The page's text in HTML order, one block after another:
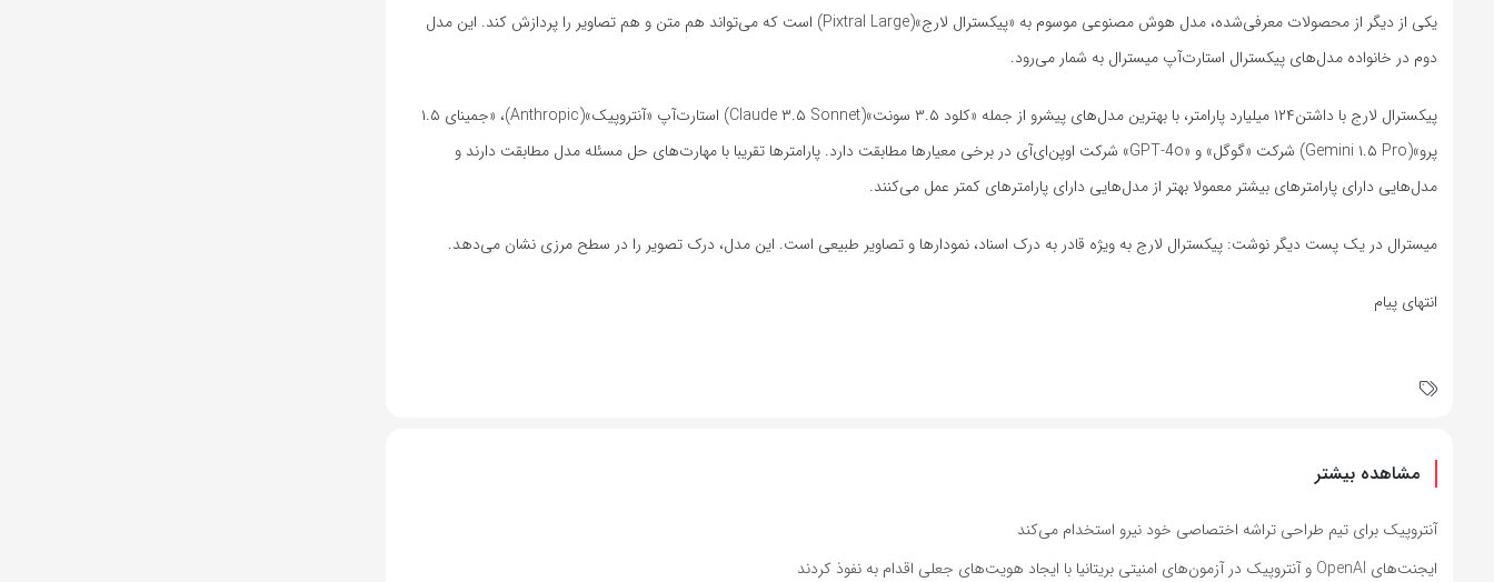
یکی از دیگر از محصولات معرفی‌شده، مدل هوش مصنوعی موسوم به «پیکسترال لارج»(Pixtral Large) است که می‌تواند هم متن و هم تصاویر را پردازش کند. این مدل
دوم در خانواده مدل‌های پیکسترال استارت‌آپ میسترال به شمار می‌رود.
پیکسترال لارج با داشتن۱۲۴ میلیارد پارامتر، با بهترین مدل‌های پیشرو از جمله «کلود ۳.۵ سونت»(Claude ۳.۵ Sonnet) استارت‌آپ «آنتروپیک»(Anthropic)، «جمینای ۱.۵
پرو»(Gemini ۱.۵ Pro) شرکت «گوگل» و «GPT-4o» شرکت اوپن‌ای‌آی در برخی معیارها مطابقت دارد. پارامترها تقریبا با مهارت‌های حل مسئله مدل مطابقت دارند و
مدل‌هایی دارای پارامترهای بیشتر معمولا بهتر از مدل‌هایی دارای پارامترهای کمتر عمل می‌کنند.
میسترال در یک پست دیگر نوشت: پیکسترال لارج به ویژه قادر به درک اسناد، نمودارها و تصاویر طبیعی است. این مدل، درک تصویر را در سطح مرزی نشان می‌دهد.
انتهای پیام
مشاهده بیشتر
آنتروپیک برای تیم طراحی تراشه اختصاصی خود نیرو استخدام می‌کند
ایجنت‌های OpenAI و آنتروپیک در آزمون‌های امنیتی بریتانیا با ایجاد هویت‌های جعلی اقدام به نفوذ کردند